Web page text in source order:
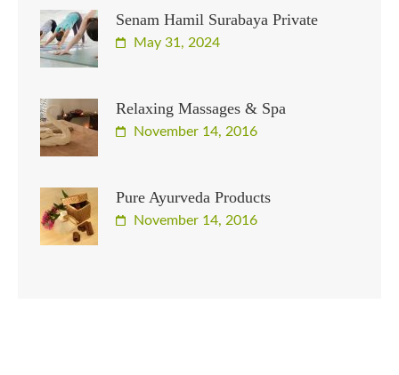
Senam Hamil Surabaya Private
May 31, 2024
Relaxing Massages & Spa
November 14, 2016
Pure Ayurveda Products
November 14, 2016